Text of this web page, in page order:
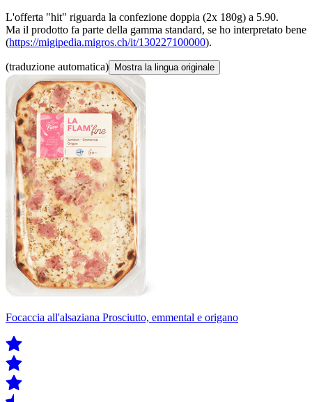
L'offerta "hit" riguarda la confezione doppia (2x 180g) a 5.90.
Ma il prodotto fa parte della gamma standard, se ho interpretato bene
(https://migipedia.migros.ch/it/130227100000).
(traduzione automatica) Mostra la lingua originale
Focaccia all'alsaziana Prosciutto, emmental e origano